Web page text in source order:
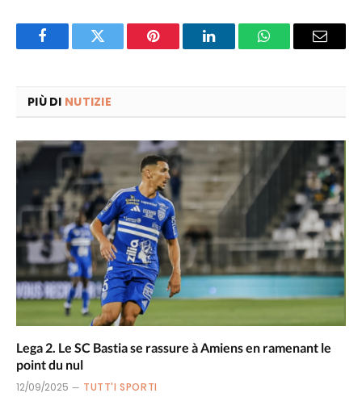
FacebookTwitter Pinterest LinkedInWhatsAppEmail
PIÙ DI NUTIZIE
Lega 2. Le SC Bastia se rassure à Amiens en ramenant le
point du nul
12/09/2025 TUTT'I SPORTI